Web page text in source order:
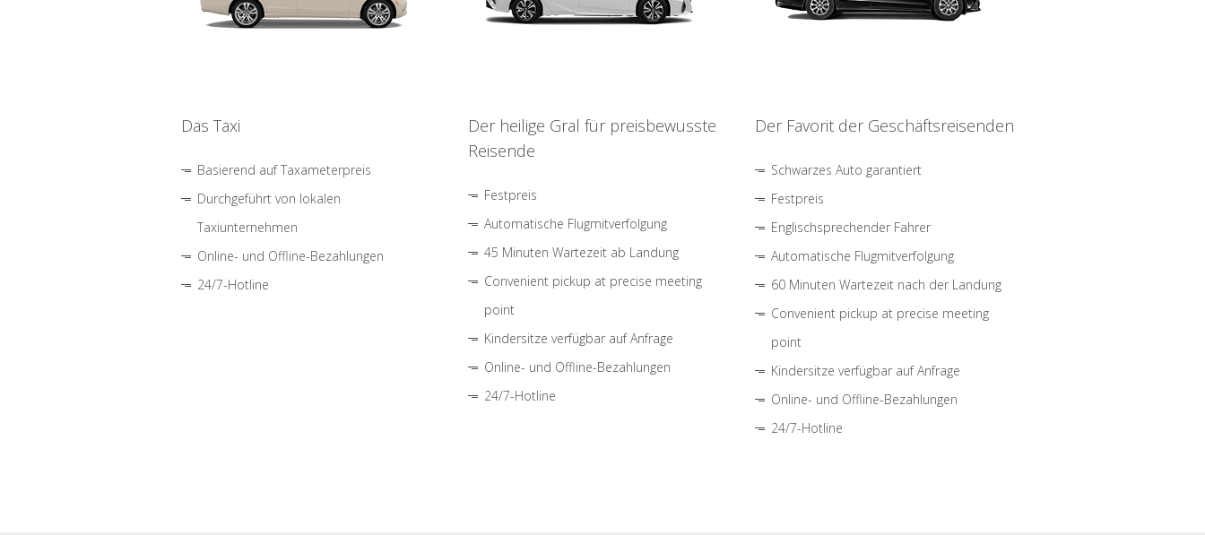
Das Taxi
Basierend auf Taxameterpreis
Durchgeführt von lokalen
Taxiunternehmen
Online- und Offline-Bezahlungen
24/7-Hotline
Der heilige Gral für preisbewusste
Reisende
Festpreis
Automatische Flugmitverfolgung
45 Minuten Wartezeit ab Landung
Convenient pickup at precise meeting
point
Kindersitze verfügbar auf Anfrage
Online- und Offline-Bezahlungen
24/7-Hotline
Der Favorit der Geschäftsreisenden
Schwarzes Auto garantiert
Festpreis
Englischsprechender Fahrer
Automatische Flugmitverfolgung
60 Minuten Wartezeit nach der Landung
Convenient pickup at precise meeting
point
Kindersitze verfügbar auf Anfrage
Online- und Offline-Bezahlungen
24/7-Hotline